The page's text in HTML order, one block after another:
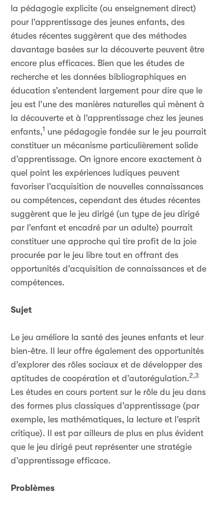
la pédagogie explicite (ou enseignement direct)
pour l’apprentissage des jeunes enfants, des
études récentes suggèrent que des méthodes
davantage basées sur la découverte peuvent être
encore plus efficaces. Bien que les études de
recherche et les données bibliographiques en
éducation s’entendent largement pour dire que le
jeu est l’une des manières naturelles qui mènent à
la découverte et à l’apprentissage chez les jeunes
enfants,1 une pédagogie fondée sur le jeu pourrait
constituer un mécanisme particulièrement solide
d’apprentissage. On ignore encore exactement à
quel point les expériences ludiques peuvent
favoriser l’acquisition de nouvelles connaissances
ou compétences, cependant des études récentes
suggèrent que le jeu dirigé (un type de jeu dirigé
par l’enfant et encadré par un adulte) pourrait
constituer une approche qui tire profit de la joie
procurée par le jeu libre tout en offrant des
opportunités d’acquisition de connaissances et de
compétences.
Sujet
Le jeu améliore la santé des jeunes enfants et leur
bien-être. Il leur offre également des opportunités
d’explorer des rôles sociaux et de développer des
aptitudes de coopération et d’autorégulation.2,3
Les études en cours portent sur le rôle du jeu dans
des formes plus classiques d’apprentissage (par
exemple, les mathématiques, la lecture et l’esprit
critique). Il est par ailleurs de plus en plus évident
que le jeu dirigé peut représenter une stratégie
d’apprentissage efficace.
Problèmes